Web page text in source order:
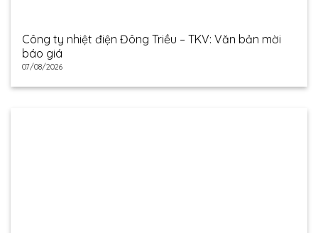
Công ty nhiệt điện Đông Triều – TKV: Văn bản mời
báo giá
07/08/2026